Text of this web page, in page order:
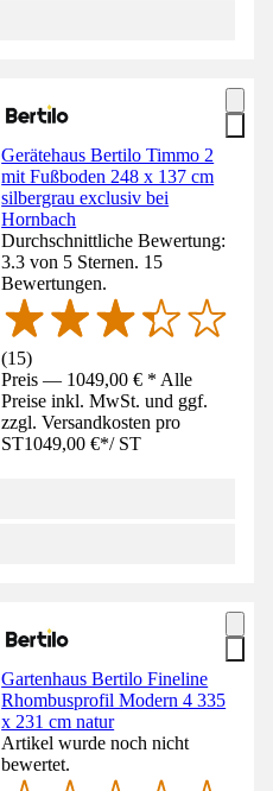
Gerätehaus Bertilo Timmo 2
mit Fußboden 248 x 137 cm
silbergrau exclusiv bei
Hornbach
Durchschnittliche Bewertung:
3.3 von 5 Sternen. 15
Bewertungen.
(15)
Preis — 1049,00 € * Alle
Preise inkl. MwSt. und ggf.
zzgl. Versandkosten pro
ST1049,00 €*/ ST
Gartenhaus Bertilo Fineline
Rhombusprofil Modern 4 335
x 231 cm natur
Artikel wurde noch nicht
bewertet.